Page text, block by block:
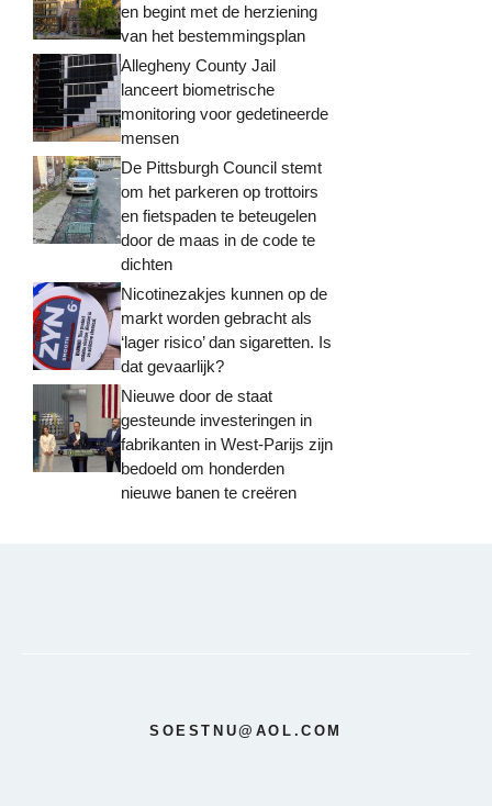
en begint met de herziening
van het bestemmingsplan
Allegheny County Jail
lanceert biometrische
monitoring voor gedetineerde
mensen
De Pittsburgh Council stemt
om het parkeren op trottoirs
en fietspaden te beteugelen
door de maas in de code te
dichten
Nicotinezakjes kunnen op de
markt worden gebracht als
‘lager risico’ dan sigaretten. Is
dat gevaarlijk?
Nieuwe door de staat
gesteunde investeringen in
fabrikanten in West-Parijs zijn
bedoeld om honderden
nieuwe banen te creëren
SOESTNU@AOL.COM